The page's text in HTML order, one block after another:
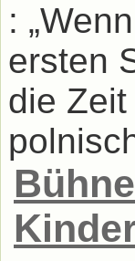
:
ersten
die